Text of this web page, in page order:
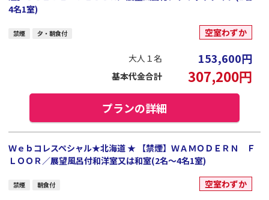
4名1室)
禁煙 夕・朝食付 空室わずか
大人１名 153,600円
基本代金合計 307,200円
プランの詳細
Ｗｅｂコレスペシャル★北海道 ★ 【禁煙】ＷＡＭＯＤＥＲＮ Ｆ
ＬＯＯＲ／展望風呂付和洋室又は和室(2名～4名1室)
禁煙 朝食付 空室わずか